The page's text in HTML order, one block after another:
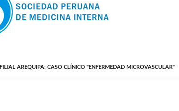
FILIAL AREQUIPA: CASO CLÍNICO "ENFERMEDAD MICROVASCULAR"